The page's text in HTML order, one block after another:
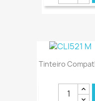
Tinteiro